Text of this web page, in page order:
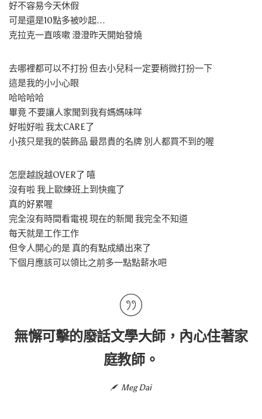
好不容易今天休假
可是還是10點多被吵起…
克拉克一直咳嗽 澄澄昨天開始發燒
去哪裡都可以不打扮 但去小兒科一定要稍微打扮一下
這是我的小小心眼
哈哈哈哈
畢竟 不要讓人家聞到我有媽媽味咩
好啦好啦 我太CARE了
小孩只是我的裝飾品 最昂貴的名牌 別人都買不到的喔
怎麼越說越OVER了 嘻
沒有啦 我上歐練班上到快瘋了
真的好累喔
完全沒有時間看電視 現在的新聞 我完全不知道
每天就是工作工作
但令人開心的是 真的有點成績出來了
下個月應該可以領比之前多一點點薪水吧
無懈可擊的廢話文學大師，內心住著家
庭教師。
Meg Dai